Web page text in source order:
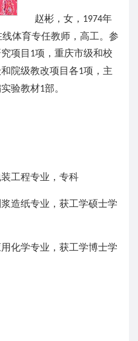
赵彬，女， 1974年
线体育专任教师，高工。参
项目 1项，重庆市级和校
院级教改项目各1项，主
验教材1部。
工程专业，专科
造纸专业，获工学硕士学
化学专业，获工学博士学